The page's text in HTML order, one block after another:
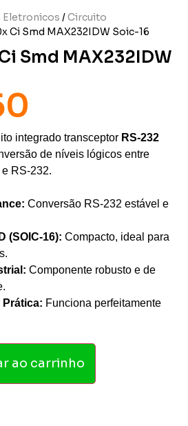
/Circuito
Ci Smd MAX232IDW Soic-16
Smd MAX232IDW
integrado transceptor RS-232
de níveis lógicos entre
RS-232.
Conversão RS-232 estável e
(SOIC-16): Compacto, ideal para
Componente robusto e de
Funciona perfeitamente
ao carrinho